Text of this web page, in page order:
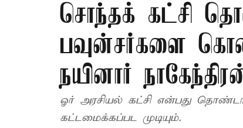
சொந்தக் கட்சி
பவுன்சர்களை
நயினார்
ஓர் அரசியல் கட்சி என்பது
கட்டமைக்கப்பட முடியும்.